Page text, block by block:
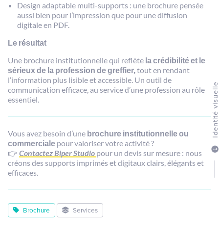
Design adaptable multi-supports : une brochure pensée
aussi bien pour l’impression que pour une diffusion
digitale en PDF.
Le résultat
Une brochure institutionnelle qui reflète la crédibilité et le
sérieux de la profession de greffier,tout en rendant
l’information plus lisible et accessible. Un outil de
communication efficace, au service d’une profession au rôle
essentiel.
Vous avez besoin d’une brochure institutionnelle ou
commerciale pour valoriser votre activité ?
👉 Contactez Biper Studio pour un devis sur mesure : nous
créons des supports imprimés et digitaux clairs, élégants et
efficaces.
Brochure Services